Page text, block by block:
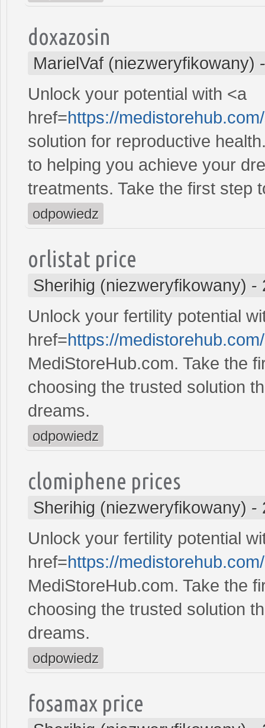
doxazosin
MarielVaf (niezweryfikowany)
Unlock your potential with <a
href=https://
solution for reproductive
to helping you achieve your
treatments. Take the first step
odpowiedz
orlistat price
Sherihig (niezweryfikowany) -
Unlock your fertility potential
href=https://
MediStoreHub.com. Take the
choosing the trusted solution
dreams.
odpowiedz
clomiphene prices
Sherihig (niezweryfikowany) -
Unlock your fertility potential
href=https://
MediStoreHub.com. Take the
choosing the trusted solution
dreams.
odpowiedz
fosamax price